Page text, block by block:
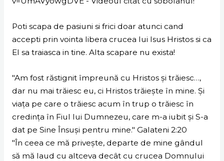
Poti scapa de pasiuni si frici doar atunci cand
accepti prin vointa libera crucea lui Isus Hristos si ca
El sa traiasca in tine. Alta scapare nu exista!
"Am fost răstignit împreună cu Hristos şi trăiesc…,
dar nu mai trăiesc eu, ci Hristos trăieşte în mine. Şi
viaţa pe care o trăiesc acum în trup o trăiesc în
credinţa în Fiul lui Dumnezeu, care m-a iubit şi S-a
dat pe Sine Însuşi pentru mine." Galateni 2:20
"În ceea ce mă priveşte, departe de mine gândul
să mă laud cu altceva decât cu crucea Domnului